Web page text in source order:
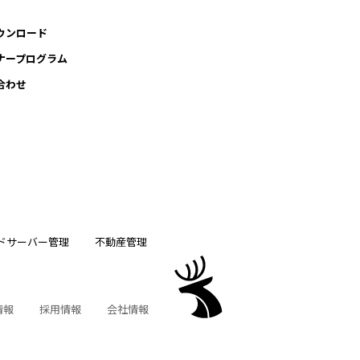
ンロード
ープログラム
わせ
サーバー管理
不動産管理
報 採用情報 会社情報